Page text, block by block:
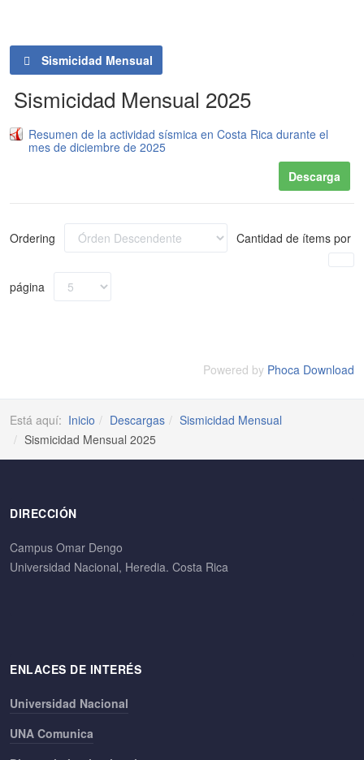
Sismicidad Mensual
Sismicidad Mensual 2025
Resumen de la actividad sísmica en Costa Rica durante el
mes de diciembre de 2025
Descarga
Ordering Cantidad de ítems por
página
Powered by Phoca Download
Está aquí: Inicio Descargas
Sismicidad Mensual
Sismicidad Mensual 2025
DIRECCIÓN
Campus Omar Dengo
Universidad Nacional, Heredia. Costa Rica
ENLACES DE INTERÉS
Universidad Nacional
UNA Comunica